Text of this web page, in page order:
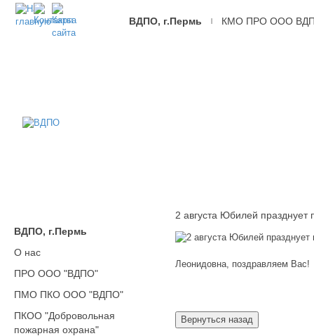
ВДПО, г.Пермь КМО ПРО ООО
ВДПО, г.Пермь
О нас
ПРО ООО "ВДПО"
ПМО ПКО ООО "ВДПО"
ПКОО "Добровольная
пожарная охрана"
2 августа Юбилей
Леонидовна, поздравляем Вас!